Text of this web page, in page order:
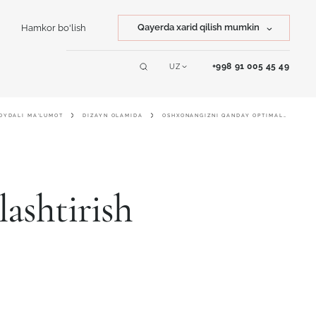
Online dizayner
Hamkor bo'lish Qayerda xarid qilish mumkin
UZ +998 91 005 45 49
MA'LUMOT DIZAYN OLAMIDA OSHXONANGIZNI QANDAY OPTIMALLASHTIRISH MUMKIN